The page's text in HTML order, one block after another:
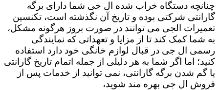
چنانچه دستگاه خراب شده ال جی شما دارای برگه
گارانتی شرکتی بوده و تاریخ آن نگذشته است، تکنسین
تعمیرات الجی می توانند در صورت بروز هرگونه مشکل،
به شما کمک کند تا از مزایا و تعهداتی که نمایندگی
رسمی ال جی در قبال لوازم خانگی خود دارد استفاده
کنید؛ اما اگر شما به هر دلیلی از جمله اتمام تاریخ گارانتی
یا گم شدن برگه گارانتی، نمی توانید از خدمات پس از
فروش ال جی بهره مند شوید،